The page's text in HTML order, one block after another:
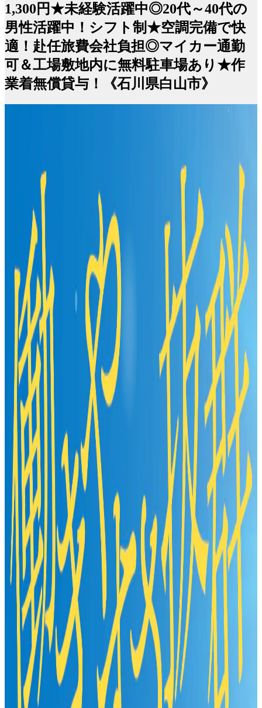
1,300円★未経験活躍中◎20代～40代の
男性活躍中！シフト制★空調完備で快
適！赴任旅費会社負担◎マイカー通勤
可＆工場敷地内に無料駐車場あり★作
業着無償貸与！《石川県白山市》